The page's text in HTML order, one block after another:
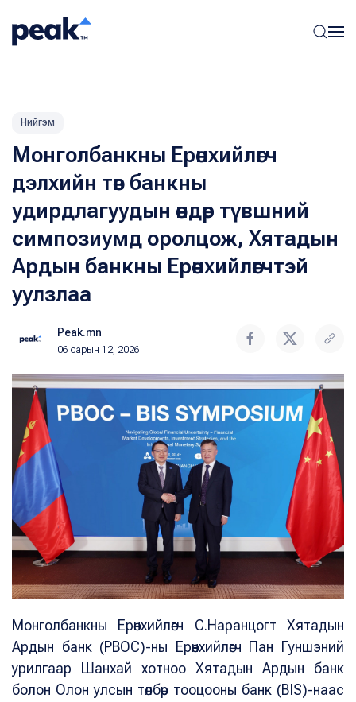
Нийгэм
Монголбанкны Ерөнхийлөгч
дэлхийн төв банкны
удирдлагуудын өндөр түвшний
симпозиумд оролцож, Хятадын
Ардын банкны Ерөнхийлөгчтэй
уулзлаа
Peak.mn
06 сарын 12, 2026
Монголбанкны Ерөнхийлөгч С.Наранцогт Хятадын
Ардын банк (PBOC)-ны Ерөнхийлөгч Пан Гуншэний
урилгаар Шанхай хотноо Хятадын Ардын банк
болон Олон улсын төлбөр тооцооны банк (BIS)-наас